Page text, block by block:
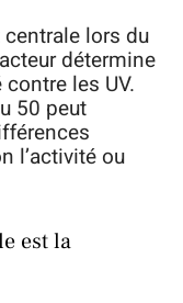
centrale lors du
détermine
les UV.
50 peut
l’activité ou
est la